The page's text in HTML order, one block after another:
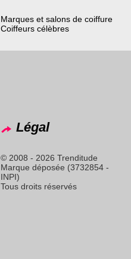
Marques et salons de coiffure
Coiffeurs célèbres
Légal
© 2008 - 2026 Trenditude
Marque déposée (3732854 -
INPI)
Tous droits réservés